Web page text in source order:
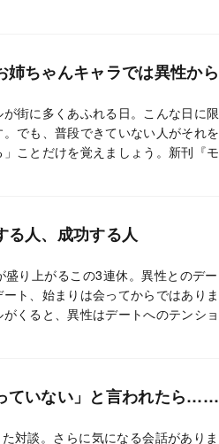
姉ちゃんキャラでは異性か
街に多くあふれる日。こんな日に
でも、普段できていない人がそれ
ことだけを覚えましょう。新刊『
。
る人、成功する人
り上がるこの3連休。異性とのデ
ト、始まりは会ってからではあり
くると、異性はデートへのテンシ
メール術』より、メール偏差値のチ
ていない」と言われたら……
対談。さらに気になる会話があり